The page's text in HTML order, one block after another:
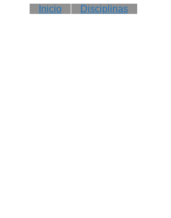
Inicio Disciplinas